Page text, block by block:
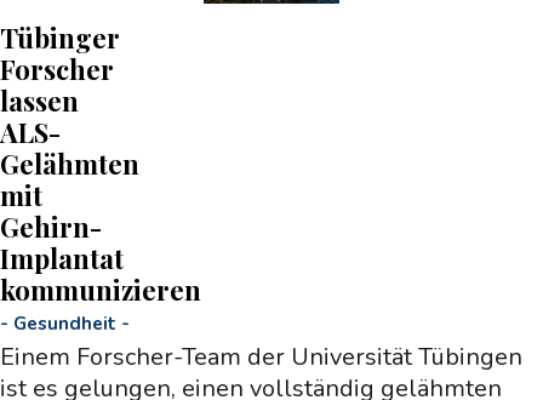
Tübinger
Forscher
lassen
ALS-
Gelähmten
mit
Gehirn-
Implantat
kommunizieren
- Gesundheit -
Einem Forscher-Team der Universität Tübingen
ist es gelungen, einen vollständig gelähmten